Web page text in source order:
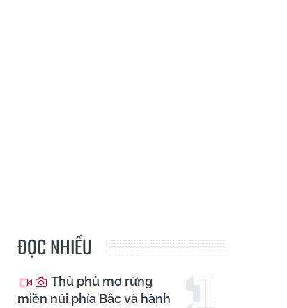
ĐỌC NHIỀU
Thủ phủ mơ rừng
miền núi phía Bắc và hành